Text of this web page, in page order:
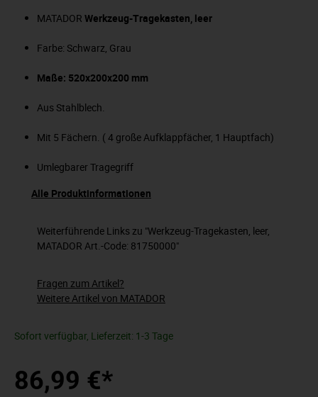
MATADOR Werkzeug-Tragekasten, leer
Farbe: Schwarz, Grau
Maße: 520x200x200 mm
Aus Stahlblech.
Mit 5 Fächern. ( 4 große Aufklappfächer, 1 Hauptfach)
Umlegbarer Tragegriff
Alle Produktinformationen
Weiterführende Links zu "Werkzeug-Tragekasten, leer,
MATADOR Art.-Code: 81750000"
Fragen zum Artikel?
Weitere Artikel von MATADOR
Sofort verfügbar, Lieferzeit: 1-3 Tage
86,99 €*